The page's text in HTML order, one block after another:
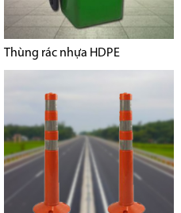
Thùng rác nhựa HDPE